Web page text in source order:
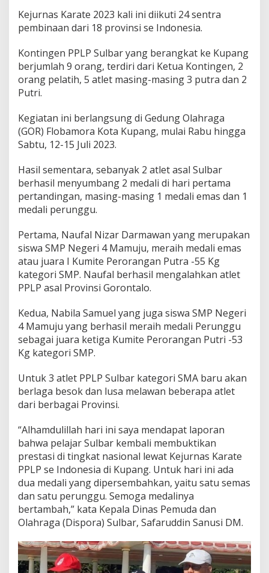
u
d
K
e
j
u
a
s
K
a
a
t
e
2
3
d
i
K
u
p
n
g
Kejurnas Karate 2023 kali ini diikuti 24 sentra
pembinaan dari 18 provinsi se Indonesia.
Kontingen PPLP Sulbar yang berangkat ke Kupang
berjumlah 9 orang, terdiri dari Ketua Kontingen, 2
orang pelatih, 5 atlet masing-masing 3 putra dan 2
Putri.
Kegiatan ini berlangsung di Gedung Olahraga
(GOR) Flobamora Kota Kupang, mulai Rabu hingga
Sabtu, 12-15 Juli 2023.
Hasil sementara, sebanyak 2 atlet asal Sulbar
berhasil menyumbang 2 medali di hari pertama
pertandingan, masing-masing 1 medali emas dan 1
medali perunggu.
Pertama, Naufal Nizar Darmawan yang merupakan
siswa SMP Negeri 4 Mamuju, meraih medali emas
atau juara I Kumite Perorangan Putra -55 Kg
kategori SMP. Naufal berhasil mengalahkan atlet
PPLP asal Provinsi Gorontalo.
Kedua, Nabila Samuel yang juga siswa SMP Negeri
4 Mamuju yang berhasil meraih medali Perunggu
sebagai juara ketiga Kumite Perorangan Putri -53
Kg kategori SMP.
Untuk 3 atlet PPLP Sulbar kategori SMA baru akan
berlaga besok dan lusa melawan beberapa atlet
dari berbagai Provinsi.
“Alhamdulillah hari ini saya mendapat laporan
bahwa pelajar Sulbar kembali membuktikan
prestasi di tingkat nasional lewat Kejurnas Karate
PPLP se Indonesia di Kupang. Untuk hari ini ada
dua medali yang dipersembahkan, yaitu satu semas
dan satu perunggu. Semoga medalinya
bertambah,” kata Kepala Dinas Pemuda dan
Olahraga (Dispora) Sulbar, Safaruddin Sanusi DM.